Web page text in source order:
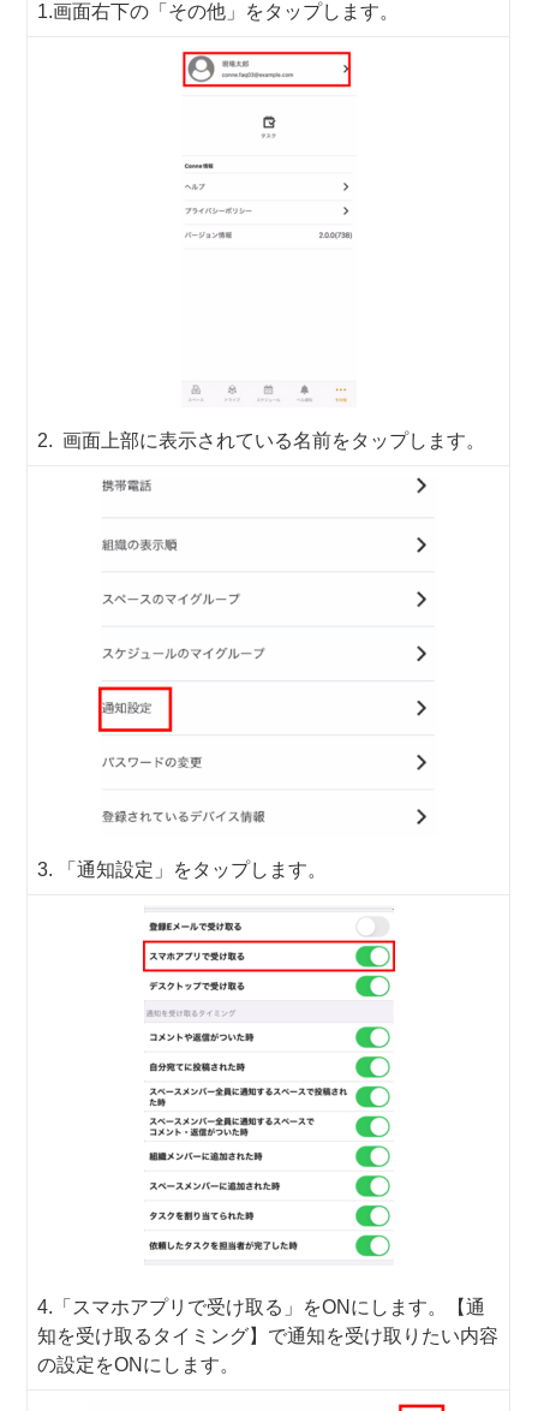
1.画面右下の「その他」をタップします。
2. 画面上部に表示されている名前をタップします。
3. 「通知設定」をタップします。
4.「スマホアプリで受け取る」をONにします。【通
知を受け取るタイミング】で通知を受け取りたい内容
の設定をONにします。